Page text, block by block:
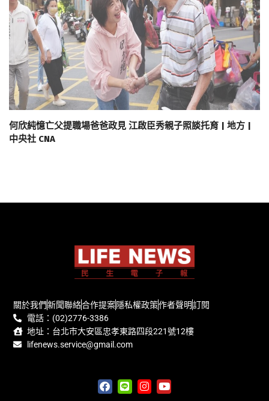
何欣純憶亡父提職場爸爸政見 江啟臣秀親子照談托育 | 地方 |
中央社 CNA
關於我們新聞聯絡合作提案隱私權政策作者聲明訂閱
電話：(02)2776-3386
地址：台北市大安區忠孝東路四段221號12樓
lifenews.service@gmail.com